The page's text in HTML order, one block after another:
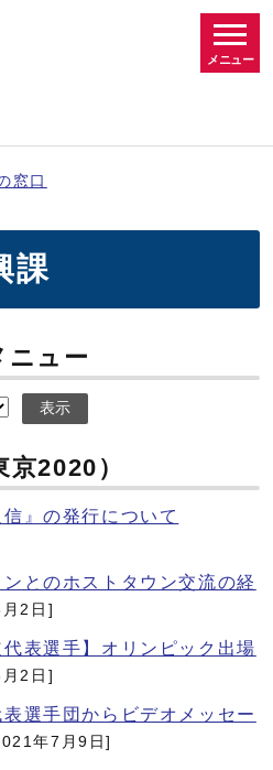
メニュー
窓口
課
ニュー
表示
2020）
信』の発行について
ンとのホストタウン交流の経
2日]
代表選手】オリンピック出場
2日]
選手団からビデオメッセー
年7月9日]